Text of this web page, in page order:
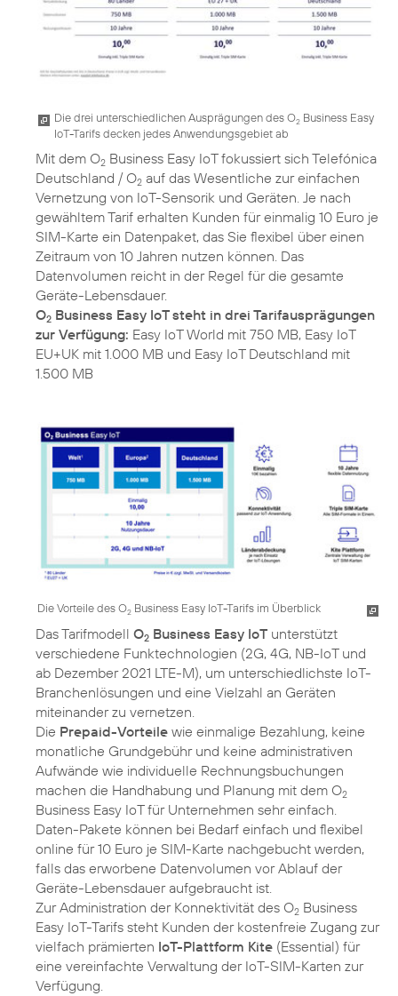
Die drei unterschiedlichen Ausprägungen des O2 Business Easy
IoT-Tarifs decken jedes Anwendungsgebiet ab
Mit dem O2 Business Easy IoT fokussiert sich Telefónica
Deutschland / O2 auf das Wesentliche zur einfachen
Vernetzung von IoT-Sensorik und Geräten. Je nach
gewähltem Tarif erhalten Kunden für einmalig 10 Euro je
SIM-Karte ein Datenpaket, das Sie flexibel über einen
Zeitraum von 10 Jahren nutzen können. Das
Datenvolumen reicht in der Regel für die gesamte
O2 Business Easy IoT steht in drei Tarifausprägungen
zur Verfügung: Easy IoT World mit 750 MB, Easy IoT
EU+UK mit 1.000 MB und Easy IoT Deutschland mit
1.500 MB
Die Vorteile des O2 Business Easy IoT-Tarifs im Überblick
Das Tarifmodell O2 Business Easy IoT unterstützt
verschiedene Funktechnologien (2G, 4G, NB-IoT und
ab Dezember 2021 LTE-M), um unterschiedlichste IoT-
Branchenlösungen und eine Vielzahl an Geräten
miteinander zu vernetzen.
Die Prepaid-Vorteile wie einmalige Bezahlung, keine
monatliche Grundgebühr und keine administrativen
Aufwände wie individuelle Rechnungsbuchungen
machen die Handhabung und Planung mit dem O2
Business Easy IoT für Unternehmen sehr einfach.
Daten-Pakete können bei Bedarf einfach und flexibel
online für 10 Euro je SIM-Karte nachgebucht werden,
falls das erworbene Datenvolumen vor Ablauf der
Geräte-Lebensdauer aufgebraucht ist.
Zur Administration der Konnektivität des O2 Business
Easy IoT-Tarifs steht Kunden der kostenfreie Zugang zur
vielfach prämierten IoT-Plattform Kite (Essential) für
eine vereinfachte Verwaltung der IoT-SIM-Karten zur
Verfügung.